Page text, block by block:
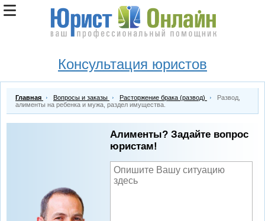
Консультация юристов
Главная Вопросы и заказы Расторжение брака (развод)
Развод,
алименты на ребенка и мужа, раздел имущества.
Алименты? Задайте вопрос
юристам!